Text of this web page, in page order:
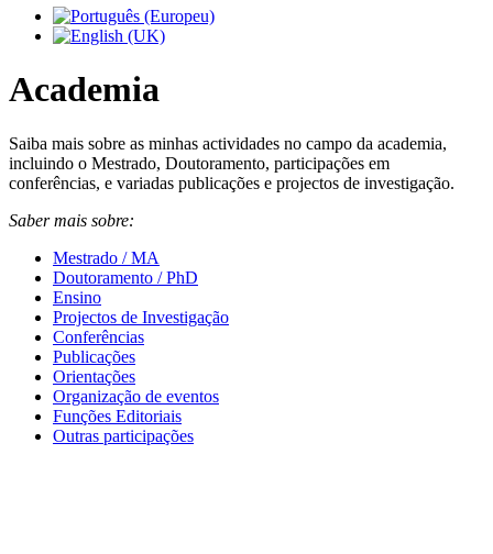
Academia
Saiba mais sobre as minhas actividades no campo da academia,
incluindo o Mestrado, Doutoramento, participações em
conferências, e variadas publicações e projectos de investigação.
Saber mais sobre:
Mestrado / MA
Doutoramento / PhD
Ensino
Projectos de Investigação
Conferências
Publicações
Orientações
Organização de eventos
Funções Editoriais
Outras participações